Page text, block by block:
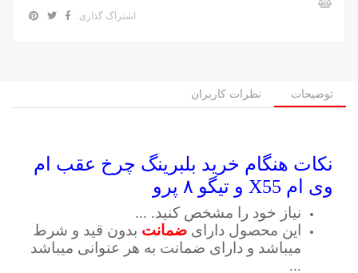
اشتراگ گذاری:
توضیحات نظرات کاربران
نکات هنگام خرید بلبرینگ چرخ عقب ام
وی ام X55 و تیگو ۸ پرو
نیاز خود را مشخص کنید. ...
این محصول دارای ضمانت بدون قید و شرط
میباشد و دارای ضمانت به هر عنوانی میباشد
...